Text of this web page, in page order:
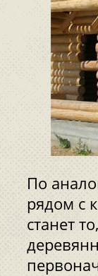
По
рядом с
станет